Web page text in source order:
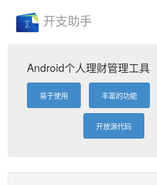
开支助手
Android个人理财管理工具
易于使用 丰富的功能
开放源代码